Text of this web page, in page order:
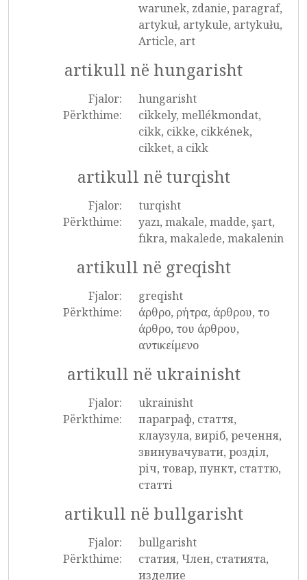
warunek, zdanie, paragraf,
artykuł, artykule, artykułu,
Article, art
artikull në hungarisht
Fjalor:
hungarisht
Përkthime:
cikkely, mellékmondat,
cikk, cikke, cikkének,
cikket, a cikk
artikull në turqisht
Fjalor:
turqisht
Përkthime:
yazı, makale, madde, şart,
fıkra, makalede, makalenin
artikull në greqisht
Fjalor:
greqisht
Përkthime:
άρθρο, ρήτρα, άρθρου, το
άρθρο, του άρθρου,
αντικείμενο
artikull në ukrainisht
Fjalor:
ukrainisht
Përkthime:
параграф, стаття,
клаузула, виріб, речення,
звинувачувати, розділ,
річ, товар, пункт, статтю,
статті
artikull në bullgarisht
Fjalor:
bullgarisht
Përkthime:
статия, Член, статията,
изделие